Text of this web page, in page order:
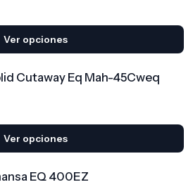
Ver opciones
Cutaway Eq Mah-45Cweq
Ver opciones
EQ 400EZ